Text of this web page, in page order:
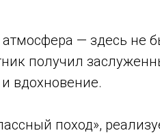
— здесь не
получил
вдохновение.
поход»,